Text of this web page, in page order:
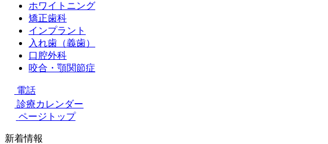
ホワイトニング
矯正歯科
インプラント
入れ歯（義歯）
口腔外科
咬合・顎関節症
電話
診療カレンダー
ページトップ
新着情報